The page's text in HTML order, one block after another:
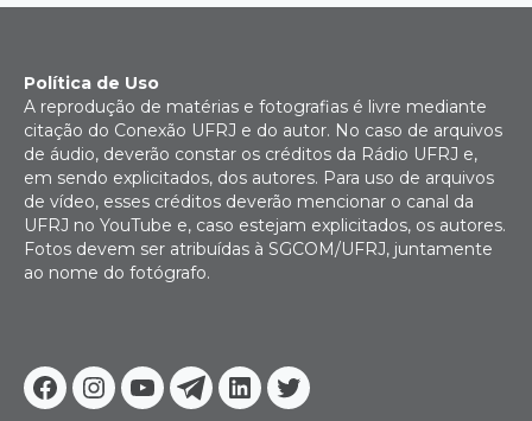
Facebook
Instagram
YoutubeTelegram
Linkedin
Twitter
Política de Uso
A reprodução de matérias e fotografias é livre mediante
citação do Conexão UFRJ e do autor. No caso de arquivos
de áudio, deverão constar os créditos da Rádio UFRJ e,
em sendo explicitados, dos autores. Para uso de arquivos
de vídeo, esses créditos deverão mencionar o canal da
UFRJ no YouTube e, caso estejam explicitados, os autores.
Fotos devem ser atribuídas à SGCOM/UFRJ, juntamente
ao nome do fotógrafo.